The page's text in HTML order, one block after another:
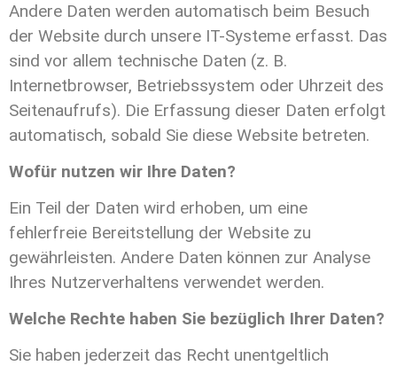
Andere Daten werden automatisch beim Besuch
der Website durch unsere IT-Systeme erfasst. Das
sind vor allem technische Daten (z. B.
Internetbrowser, Betriebssystem oder Uhrzeit des
Seitenaufrufs). Die Erfassung dieser Daten erfolgt
automatisch, sobald Sie diese Website betreten.
Wofür nutzen wir Ihre Daten?
Ein Teil der Daten wird erhoben, um eine
fehlerfreie Bereitstellung der Website zu
gewährleisten. Andere Daten können zur Analyse
Ihres Nutzerverhaltens verwendet werden.
Welche Rechte haben Sie bezüglich Ihrer Daten?
Sie haben jederzeit das Recht unentgeltlich